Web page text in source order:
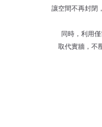
讓空間不再封閉
同時，利用
取代實牆，不